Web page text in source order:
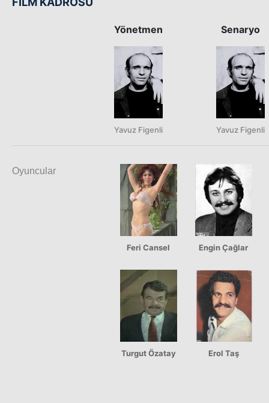
Yönetmen
Yavuz Figenli
Senaryo
Yavuz Figenli
Oyuncular
Feri Cansel Engin Çağlar
Turgut Özatay Erol Taş